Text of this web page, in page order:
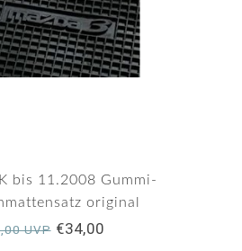
bis 11.2008 Gummi-
original
UVP€34,00